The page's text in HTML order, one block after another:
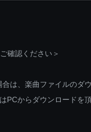
確認ください＞
は、楽曲ファイルのダ
PCからダウンロードを